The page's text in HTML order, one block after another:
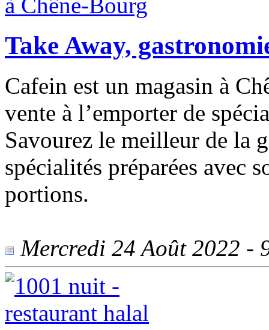
Take Away,
Cafein est un magasin à
vente à l’emporter de
Savourez le meilleur de la
spécialités préparées avec
portions.
Mercredi 24 Août 2022 -